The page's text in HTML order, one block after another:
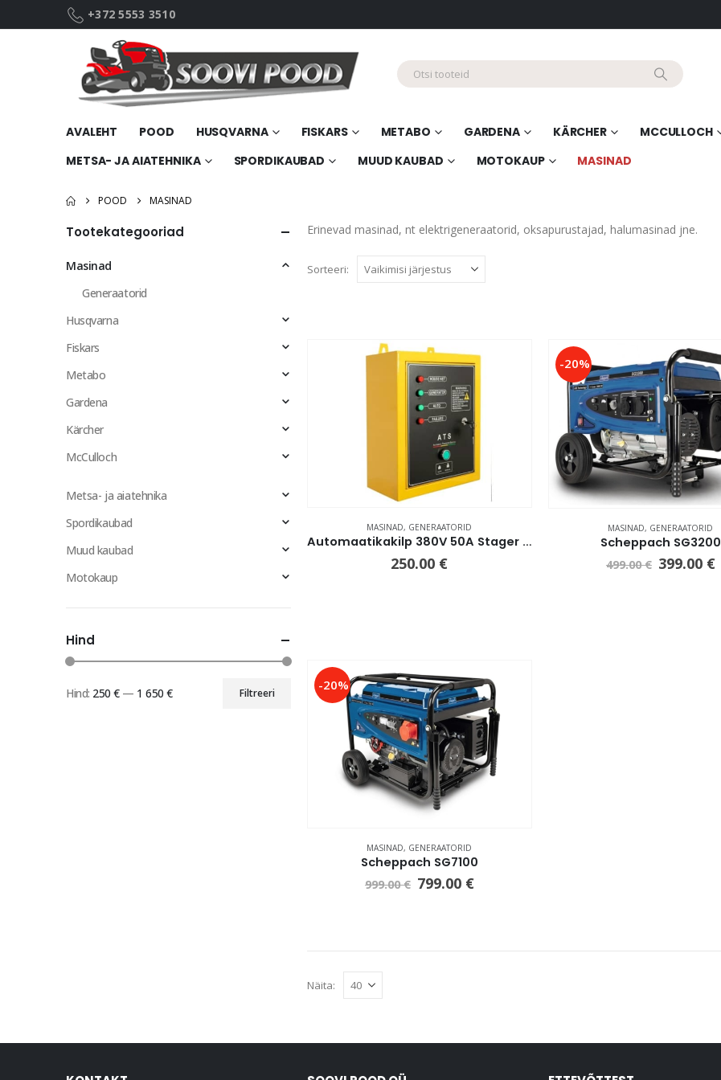
+372 5553 3510
AVALEHT POOD HUSQVARNA FISKARS METABO GARDENA KÄRCHER
MCCULLOCH
METSA- JA AIATEHNIKA
SPORDIKAUBAD MUUD KAUBAD MOTOKAUP MASINAD
POOD MASINAD
Erinevad masinad, nt elektrigeneraatorid, oksapurustajad, halumasinad jne.
Sorteeri:
MASINAD, GENERAATORID
Automaatikakilp 380V 50A Stager FD seeriale
250.00 €
-20%
MASINAD, GENERAATORID
Scheppach SG3200
499.00€ 399.00 €
-20%
MASINAD, GENERAATORID
Scheppach SG7100
999.00€ 799.00 €
Näita:
Tootekategooriad
Masinad
Generaatorid
Husqvarna
Fiskars
Metabo
Gardena
Kärcher
McCulloch
Metsa- ja aiatehnika
Spordikaubad
Muud kaubad
Motokaup
Hind
Filtreeri
Hind: 250 €— 1 650 €